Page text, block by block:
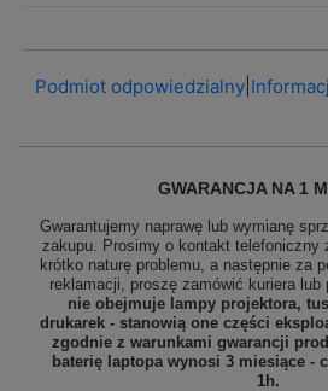
Podmiot odpowiedzialny|
GWARANCJA NA 1
Gwarantujemy naprawę lub wymianę
zakupu. Prosimy o kontakt telefoniczny
krótko naturę problemu, a następnie za
reklamacji, proszę zamówić kuriera lub
nie obejmuje lampy projektora,
drukarek - stanowią one części
zgodnie z warunkami gwarancji
baterię laptopa wynosi 3 miesiące -
1h.